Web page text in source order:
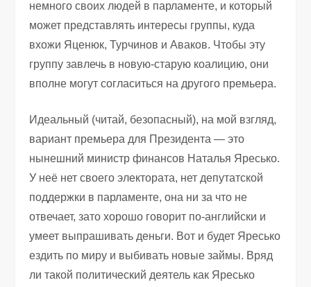
немного своих людей в парламенте, и который
может представлять интересы группы, куда
вхожи Яценюк, Турчинов и Аваков. Чтобы эту
группу завлечь в новую-старую коалицию, они
вполне могут согласиться на другого премьера.
Идеальный (читай, безопасный), на мой взгляд,
вариант премьера для Президента — это
нынешний министр финансов Наталья Яресько.
У неё нет своего электората, нет депутатской
поддержки в парламенте, она ни за что не
отвечает, зато хорошо говорит по-английски и
умеет выпрашивать деньги. Вот и будет Яресько
ездить по миру и выбивать новые займы. Вряд
ли такой политический деятель как Яресько